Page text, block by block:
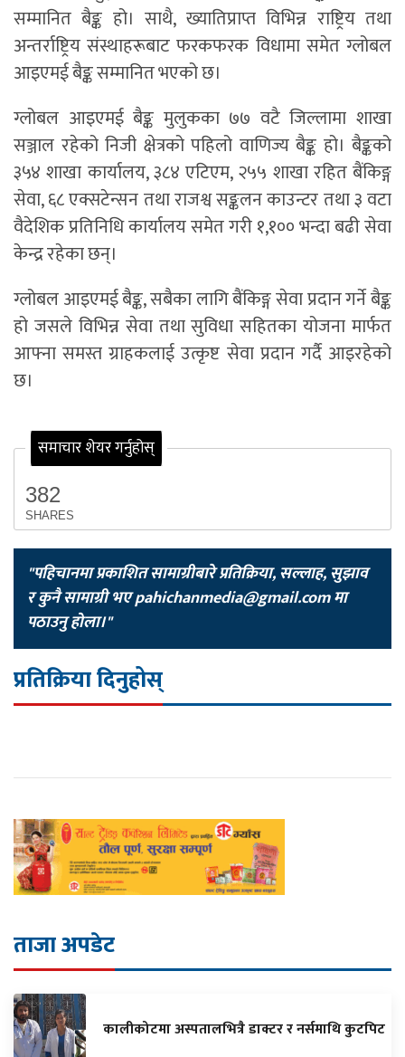
सम्मानित बैङ्क हो। साथै, ख्यातिप्राप्त विभिन्न राष्ट्रिय तथा
अन्तर्राष्ट्रिय संस्थाहरूबाट फरकफरक विधामा समेत ग्लोबल
आइएमई बैङ्क सम्मानित भएको छ।
ग्लोबल आइएमई बैङ्क मुलुकका ७७ वटै जिल्लामा शाखा
सञ्जाल रहेको निजी क्षेत्रको पहिलो वाणिज्य बैङ्क हो। बैङ्कको
३५४ शाखा कार्यालय, ३८४ एटिएम, २५५ शाखा रहित बैंकिङ्ग
सेवा, ६८ एक्सटेन्सन तथा राजश्व सङ्कलन काउन्टर तथा ३ वटा
वैदेशिक प्रतिनिधि कार्यालय समेत गरी १,१०० भन्दा बढी सेवा
केन्द्र रहेका छन्।
ग्लोबल आइएमई बैङ्क, सबैका लागि बैंकिङ्ग सेवा प्रदान गर्ने बैङ्क
हो जसले विभिन्न सेवा तथा सुविधा सहितका योजना मार्फत
आफ्ना समस्त ग्राहकलाई उत्कृष्ट सेवा प्रदान गर्दै आइरहेको
छ।
समाचार शेयर गर्नुहोस्
382
SHARES
"पहिचानमा प्रकाशित सामाग्रीबारे प्रतिक्रिया, सल्लाह, सुझाव
र कुनै सामाग्री भएpahichanmedia@gmail.comमा
पठाउनु होला।"
प्रतिक्रिया दिनुहोस्
ताजा अपडेट
कालीकोटमा अस्पतालभित्रै डाक्टर र नर्समाथि कुटपिट